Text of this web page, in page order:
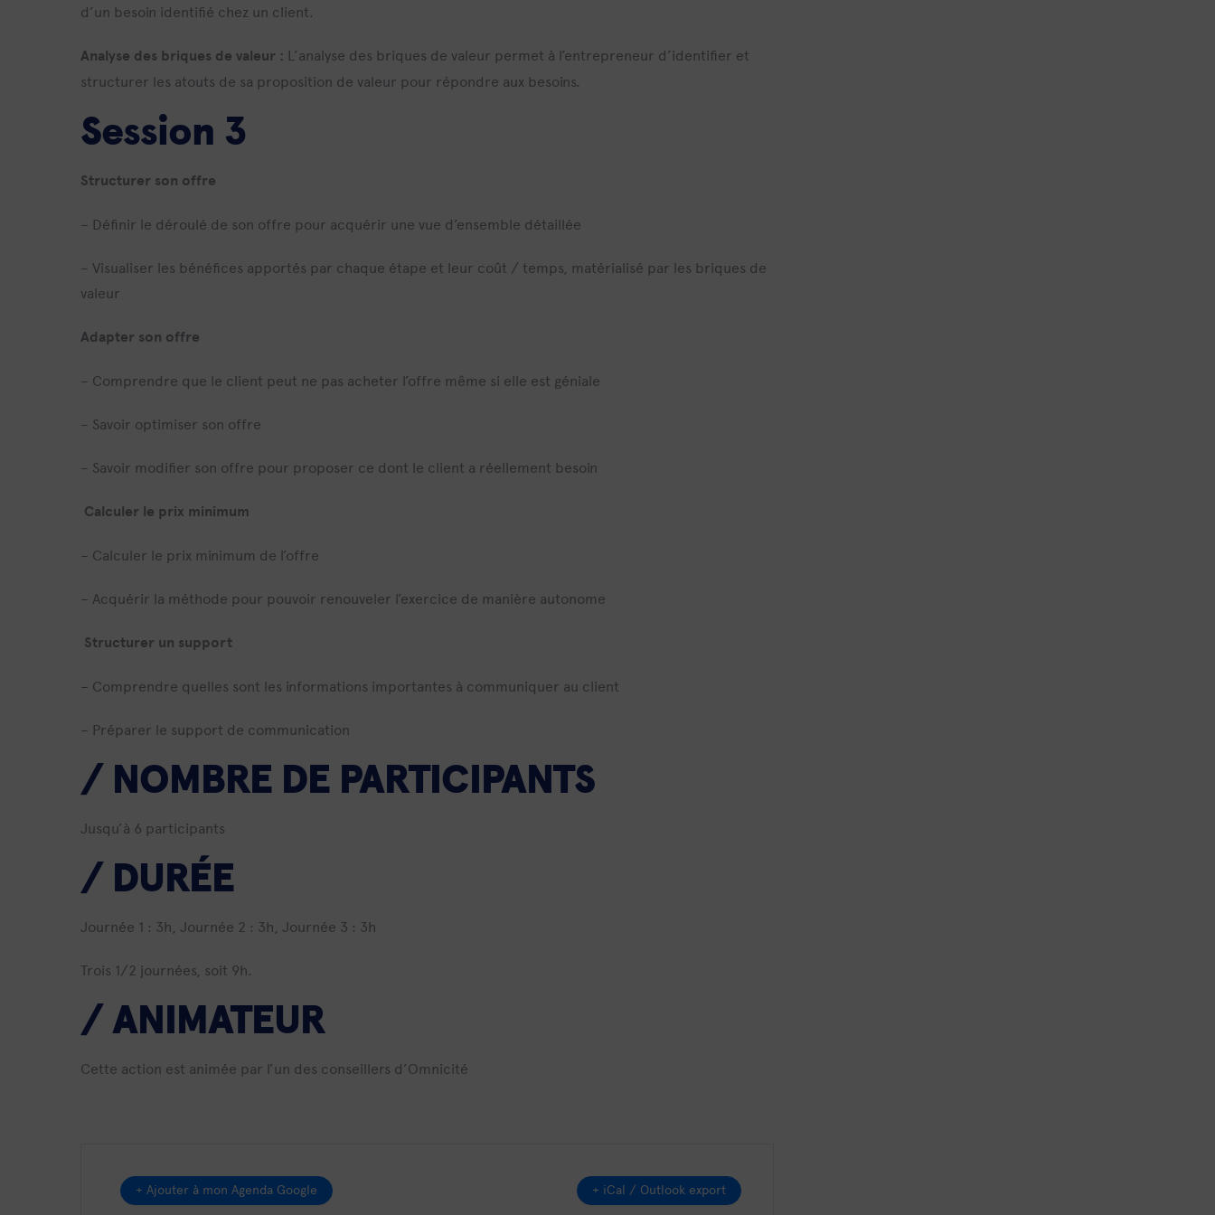
d’un besoin identifié chez un client.
Analyse des briques de valeur : L’analyse des briques de valeur permet à l’entrepreneur d’identifier et
structurer les atouts de sa proposition de valeur pour répondre aux besoins.
Session 3
Structurer son offre
– Définir le déroulé de son offre pour acquérir une vue d’ensemble détaillée
– Visualiser les bénéfices apportés par chaque étape et leur coût / temps, matérialisé par les briques de
valeur
Adapter son offre
– Comprendre que le client peut ne pas acheter l’offre même si elle est géniale
– Savoir optimiser son offre
– Savoir modifier son offre pour proposer ce dont le client a réellement besoin
Calculer le prix minimum
– Calculer le prix minimum de l’offre
– Acquérir la méthode pour pouvoir renouveler l’exercice de manière autonome
Structurer un support
– Comprendre quelles sont les informations importantes à communiquer au client
– Préparer le support de communication
/ NOMBRE DE PARTICIPANTS
Jusqu’à 6 participants
/ DURÉE
Journée 1 : 3h, Journée 2 : 3h, Journée 3 : 3h
Trois 1/2 journées, soit 9h.
/ ANIMATEUR
Cette action est animée par l’un des conseillers d’Omnicité
+ Ajouter à mon Agenda Google + iCal / Outlook export